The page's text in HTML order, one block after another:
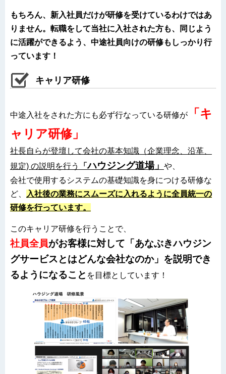
もちろん、新入社員だけが研修を受けているわけではあ
りません。転職をして当社に入社された方も、同じよう
に活躍ができるよう、中途社員向けの研修もしっかり行
っています！
キャリア研修
中途入社をされた方にも必ず行なっている研修が
「キ
ャリア研修」
社長自らが登壇して会社の基本知識（企業理念、沿革、
規定) の説明を行う
「ハウジング道場」 や、
会社で使用するシステムの基礎知識を身につける研修な
ど、
入社後の業務にスムーズに入れるように全員統一の
研修を行っています。
このキャリア研修を行うことで、
社員全員がお客様に対して「あなぶきハウジン
グサービスとはどんな会社なのか」を説明でき
るようになること を目標としています！